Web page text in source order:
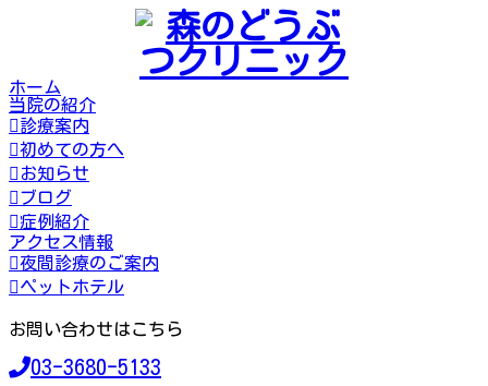
ホーム
当院の紹介
診療案内
初めての方へ
お知らせ
ブログ
症例紹介
アクセス情報
夜間診療のご案内
ペットホテル
お問い合わせはこちら
03-3680-5133